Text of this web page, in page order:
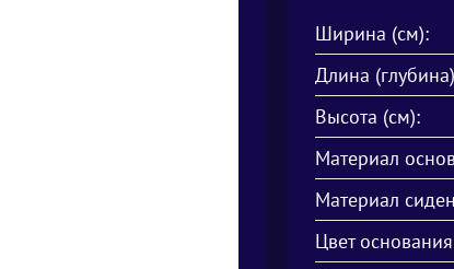
Ширина (см):
Длина
Высота (см):
Материал
Материал
Цвет